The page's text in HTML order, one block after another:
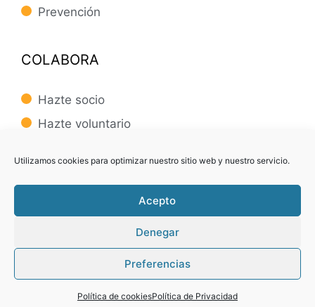
Utilizamos cookies para optimizar nuestro sitio web y nuestro servicio.
Acepto
Denegar
Preferencias
Política de cookiesPolítica de Privacidad
Prevención
COLABORA
Hazte socio
Hazte voluntario
© 2021 AFEBAC | Diseño y Desarrollo Web -Kedara
Studios